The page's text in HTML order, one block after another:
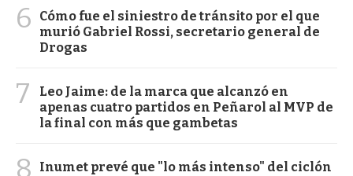
6
Cómo fue el siniestro de tránsito por el que
murió Gabriel Rossi, secretario general de
Drogas
7
Leo Jaime: de la marca que alcanzó en
apenas cuatro partidos en Peñarol al MVP de
la final con más que gambetas
8
Inumet prevé que "lo más intenso" del ciclón